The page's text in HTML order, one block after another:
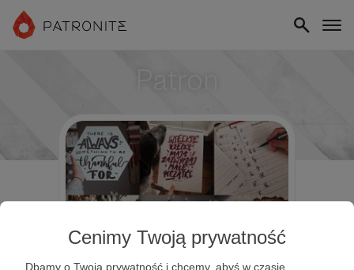
Cenimy Twoją prywatność
Dbamy o Twoją prywatność i chcemy, abyś w czasie